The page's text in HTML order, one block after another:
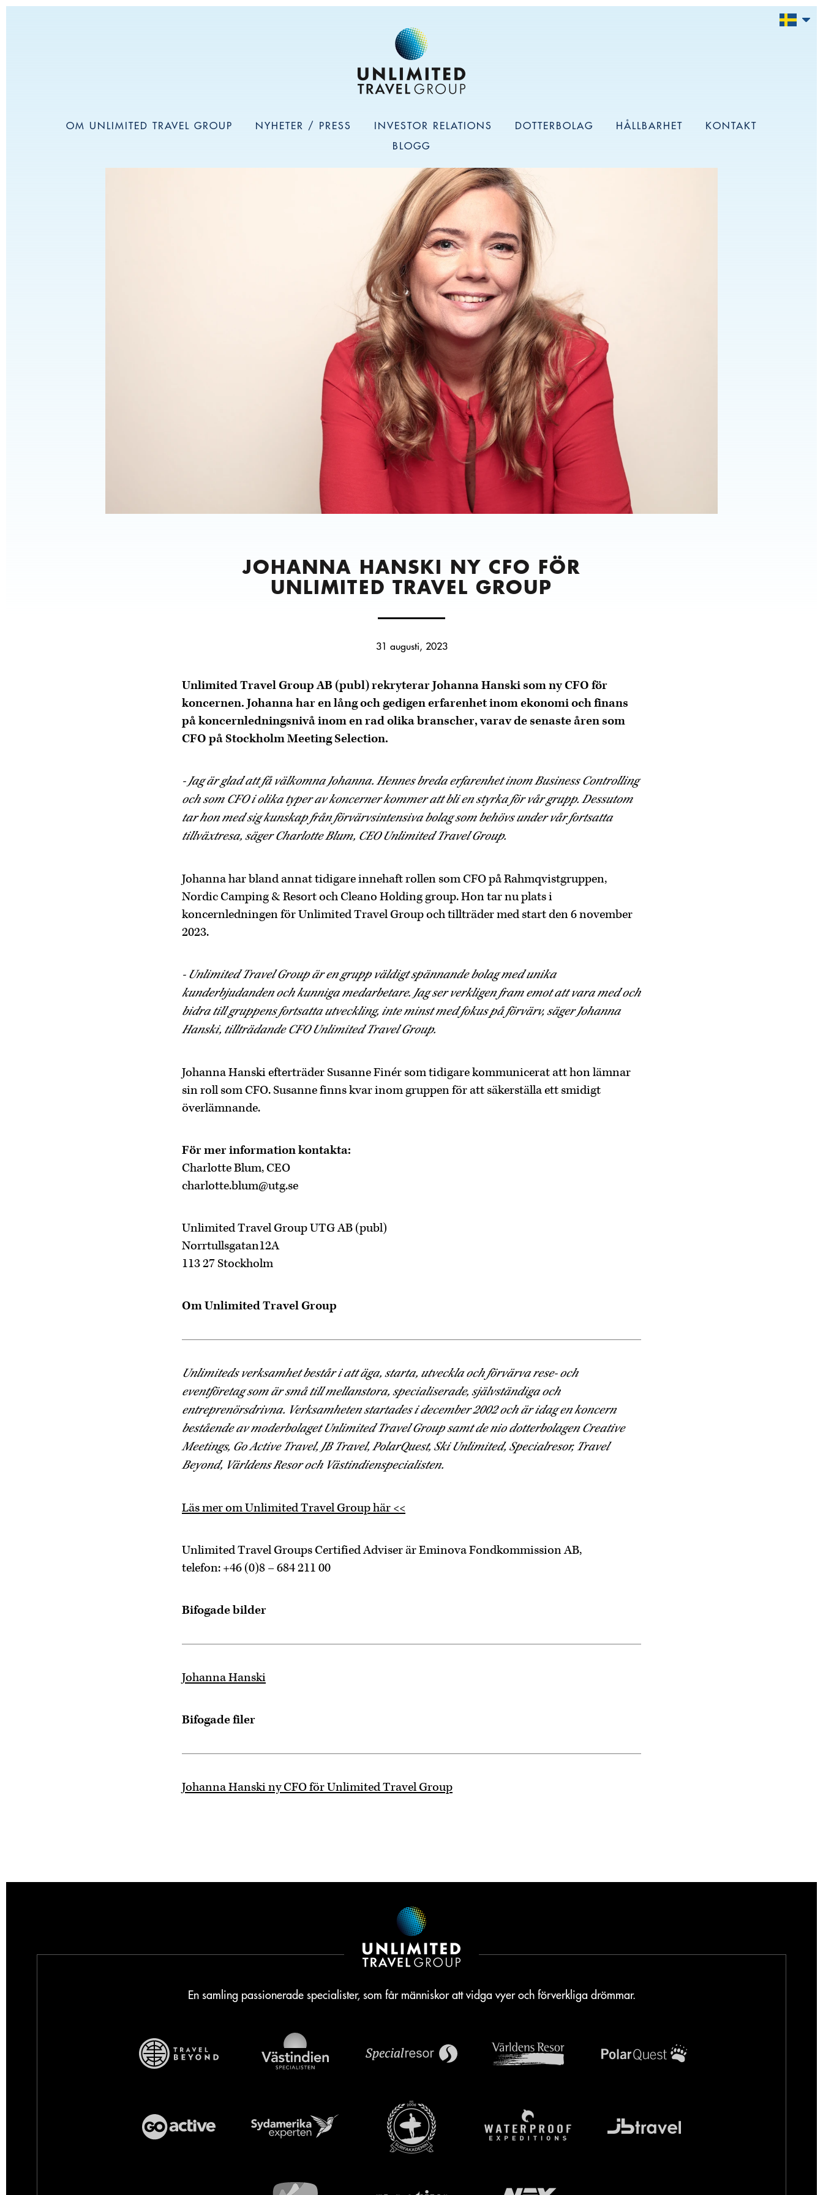
OM UNLIMITED TRAVEL GROUP NYHETER / PRESS INVESTOR RELATIONS DOTTERBOLAG HÅLLBARHET
KONTAKT
BLOGG
JOHANNA HANSKI NY CFO FÖR
UNLIMITED TRAVEL GROUP
31 augusti, 2023
Unlimited Travel Group AB (publ) rekryterar Johanna Hanski som ny CFO för
koncernen. Johanna har en lång och gedigen erfarenhet inom ekonomi och finans
på koncernledningsnivå inom en rad olika branscher, varav de senaste åren som
CFO på Stockholm Meeting Selection.
- Jag är glad att få välkomna Johanna. Hennes breda erfarenhet inom Business Controlling
och som CFO i olika typer av koncerner kommer att bli en styrka för vår grupp. Dessutom
tar hon med sig kunskap från förvärvsintensiva bolag som behövs under vår fortsatta
tillväxtresa, säger Charlotte Blum, CEO Unlimited Travel Group.
Johanna har bland annat tidigare innehaft rollen som CFO på Rahmqvistgruppen,
Nordic Camping & Resort och Cleano Holding group. Hon tar nu plats i
koncernledningen för Unlimited Travel Group och tillträder med start den 6 november
2023.
- Unlimited Travel Group är en grupp väldigt spännande bolag med unika
kunderbjudanden och kunniga medarbetare. Jag ser verkligen fram emot att vara med och
bidra till gruppens fortsatta utveckling, inte minst med fokus på förvärv, säger Johanna
Hanski, tillträdande CFO Unlimited Travel Group.
Johanna Hanski efterträder Susanne Finér som tidigare kommunicerat att hon lämnar
sin roll som CFO. Susanne finns kvar inom gruppen för att säkerställa ett smidigt
överlämnande.
För mer information kontakta:
Charlotte Blum, CEO
charlotte.blum@utg.se
Unlimited Travel Group UTG AB (publ)
Norrtullsgatan12A
113 27 Stockholm
Om Unlimited Travel Group
Unlimiteds verksamhet består i att äga, starta, utveckla och förvärva rese- och
eventföretag som är små till mellanstora, specialiserade, självständiga och
entreprenörsdrivna. Verksamheten startades i december 2002 och är idag en koncern
bestående av moderbolaget Unlimited Travel Group samt de nio dotterbolagen Creative
Meetings, Go Active Travel, JB Travel, PolarQuest, Ski Unlimited, Specialresor, Travel
Beyond, Världens Resor och Västindienspecialisten.
Läs mer om Unlimited Travel Group här <<
Unlimited Travel Groups Certified Adviser är Eminova Fondkommission AB,
telefon: +46 (0)8 – 684 211 00
Bifogade bilder
Johanna Hanski
Bifogade filer
Johanna Hanski ny CFO för Unlimited Travel Group
En samling passionerade specialister, som får människor att vidga vyer och förverkliga drömmar.